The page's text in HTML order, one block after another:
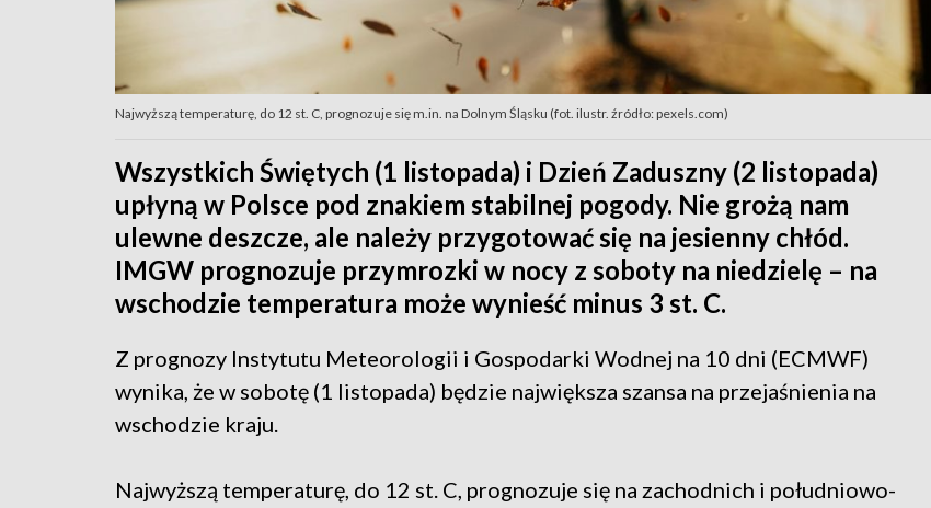
Najwyższą temperaturę, do 12 st. C, prognozuje się m.in. na Dolnym Śląsku (fot. ilustr. źródło: pexels.com)
Wszystkich Świętych (1 listopada) i Dzień Zaduszny (2 listopada)
upłyną w Polsce pod znakiem stabilnej pogody. Nie grożą nam
ulewne deszcze, ale należy przygotować się na jesienny chłód.
IMGW prognozuje przymrozki w nocy z soboty na niedzielę – na
wschodzie temperatura może wynieść minus 3 st. C.
Z prognozy Instytutu Meteorologii i Gospodarki Wodnej na 10 dni (ECMWF)
wynika, że w sobotę (1 listopada) będzie największa szansa na przejaśnienia na
wschodzie kraju.
Najwyższą temperaturę, do 12 st. C, prognozuje się na zachodnich i południowo-